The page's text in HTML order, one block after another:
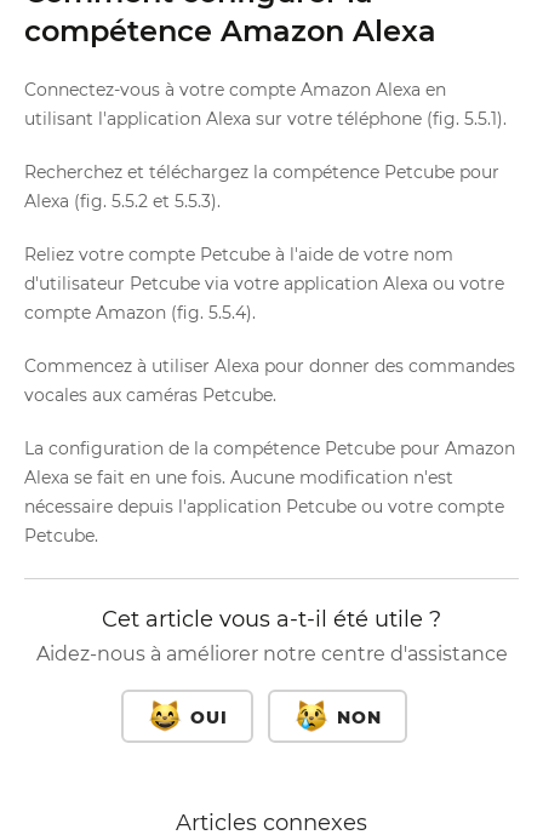
compétence Amazon Alexa
Connectez-vous à votre compte Amazon Alexa en
utilisant l'application Alexa sur votre téléphone (fig. 5.5.1).
Recherchez et téléchargez la compétence Petcube pour
Alexa (fig. 5.5.2 et 5.5.3).
Reliez votre compte Petcube à l'aide de votre nom
d'utilisateur Petcube via votre application Alexa ou votre
compte Amazon (fig. 5.5.4).
Commencez à utiliser Alexa pour donner des commandes
vocales aux caméras Petcube.
La configuration de la compétence Petcube pour Amazon
Alexa se fait en une fois. Aucune modification n'est
nécessaire depuis l'application Petcube ou votre compte
Petcube.
Cet article vous a-t-il été utile ?
Aidez-nous à améliorer notre centre d'assistance
OUI NON
Articles connexes